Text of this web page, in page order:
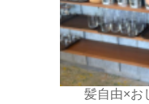
髪自由×お